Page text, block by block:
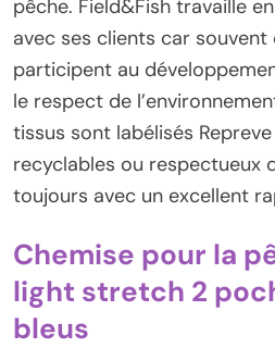
pêche. Field&Fish travaille
avec ses clients car souvent
participent au
le respect de
tissus sont labélisés Repreve
recyclables ou respectueux
toujours avec un excellent
Chemise pour la
light stretch 2
bleus